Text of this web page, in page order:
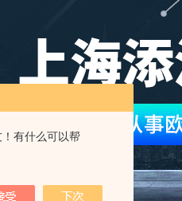
有什么可以帮